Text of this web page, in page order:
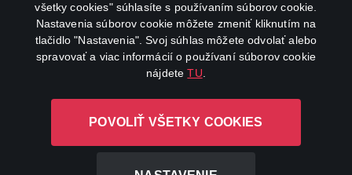
všetky cookies" súhlasíte s používaním súborov cookie.
Nastavenia súborov cookie môžete zmeniť kliknutím na
tlačidlo "Nastavenia". Svoj súhlas môžete odvolať alebo
spravovať a viac informácií o používaní súborov cookie
nájdeteTU
POVOLIŤ VŠETKY COOKIES
Canal+ Luxembourg S. à r.l. so sídlom Rue Albert Borschette 4,